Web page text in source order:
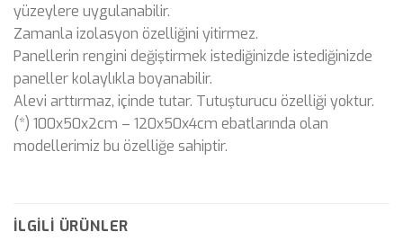
yüzeylere uygulanabilir.
Zamanla izolasyon özelliğini yitirmez.
Panellerin rengini değiştirmek istediğinizde istediğinizde
paneller kolaylıkla boyanabilir.
Alevi arttırmaz, içinde tutar. Tutuşturucu özelliği yoktur.
(*) 100x50x2cm – 120x50x4cm ebatlarında olan
modellerimiz bu özelliğe sahiptir.
İLGILI ÜRÜNLER